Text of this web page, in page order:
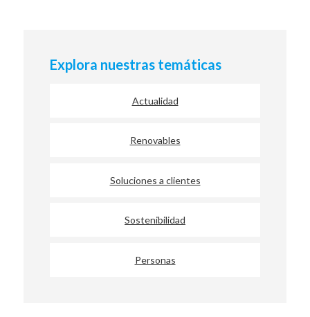
Explora nuestras temáticas
Actualidad
Renovables
Soluciones a clientes
Sostenibilidad
Personas